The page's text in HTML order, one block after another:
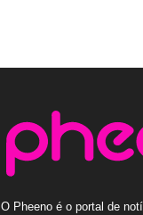
O Pheeno é o portal de